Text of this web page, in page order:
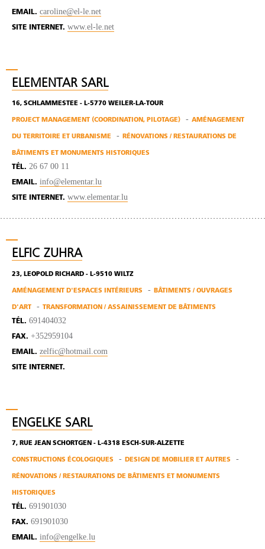
EMAIL. caroline@el-le.net
SITE INTERNET. www.el-le.net
ELEMENTAR SARL
16, SCHLAMMESTEE - L-5770 WEILER-LA-TOUR
PROJECT MANAGEMENT (COORDINATION, PILOTAGE) AMÉNAGEMENT
DU TERRITOIRE ET URBANISME RÉNOVATIONS / RESTAURATIONS DE
BÂTIMENTS ET MONUMENTS HISTORIQUES
TÉL. 26 67 00 11
EMAIL. info@elementar.lu
SITE INTERNET. www.elementar.lu
ELFIC ZUHRA
23, LEOPOLD RICHARD - L-9510 WILTZ
AMÉNAGEMENT D'ESPACES INTÉRIEURS BÂTIMENTS / OUVRAGES
D'ART TRANSFORMATION / ASSAINISSEMENT DE BÂTIMENTS
TÉL. 691404032
FAX. +352959104
EMAIL. zelfic@hotmail.com
SITE INTERNET.
ENGELKE SARL
7, RUE JEAN SCHORTGEN - L-4318 ESCH-SUR-ALZETTE
CONSTRUCTIONS ÉCOLOGIQUES DESIGN DE MOBILIER ET AUTRES
RÉNOVATIONS / RESTAURATIONS DE BÂTIMENTS ET MONUMENTS
HISTORIQUES
TÉL. 691901030
FAX. 691901030
EMAIL. info@engelke.lu